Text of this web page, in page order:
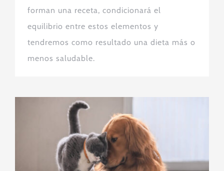
forman una receta, condicionará el
equilibrio entre estos elementos y
tendremos como resultado una dieta más o
menos saludable.